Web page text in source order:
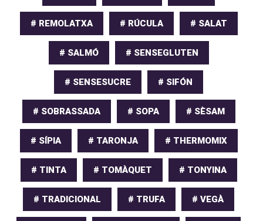
# REMOLATXA # RÚCULA # SALAT
# SALMÓ # SENSEGLUTEN
# SENSESUCRE # SIFÓN
# SOBRASSADA # SOPA # SÈSAM
# SÍPIA # TARONJA # THERMOMIX
# TINTA # TOMÀQUET # TONYINA
# TRADICIONAL # TRUFA # VEGÀ